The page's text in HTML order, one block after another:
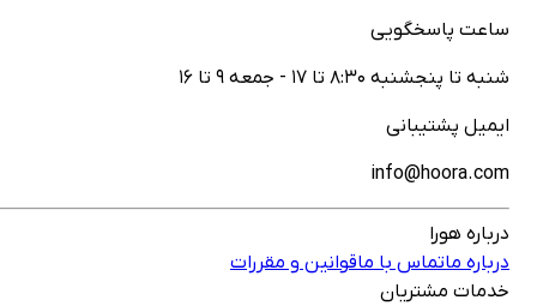
پاسخگویی
تا پنجشنبه ۸:۳۰ تا ۱۷ - جمعه ۹ تا ۱۶
پشتیبانی
هورا
ماتماس با ماقوانین و مقررات
مشتریان